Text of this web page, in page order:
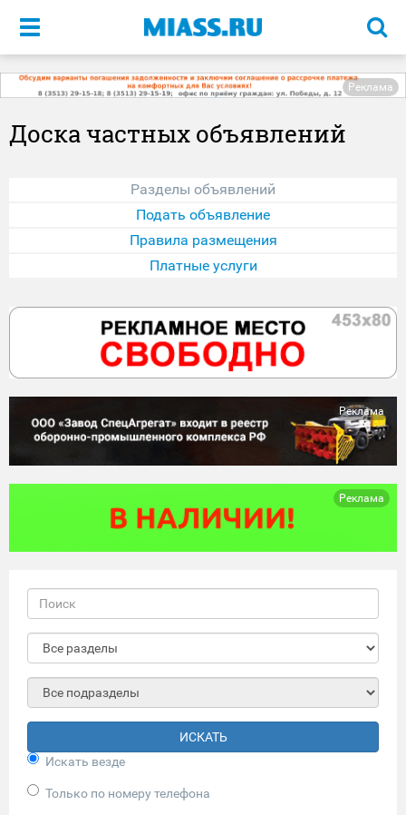
Меню
Реклама
Доска частных объявлений
Разделы объявлений
Подать объявление
Правила размещения
Платные услуги
Реклама
Реклама
ИСКАТЬ
Искать везде
Только по номеру телефона